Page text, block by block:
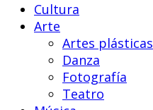
Cultura
Arte
Artes plásticas
Danza
Fotografía
Teatro